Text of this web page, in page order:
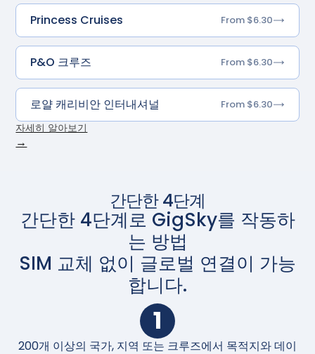
Princess Cruises From $6.30
P&O 크루즈 From $6.30
로얄 캐리비안 인터내셔널 From $6.30
자세히 알아보기
→
간단한 4단계
간단한 4단계로 GigSky를 작동하
는 방법
SIM 교체 없이 글로벌 연결이 가능
합니다.
1
200개 이상의 국가, 지역 또는 크루즈에서 목적지와 데이